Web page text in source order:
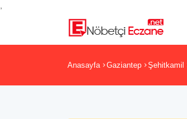
Anasayfa Gaziantep Şehitkamil